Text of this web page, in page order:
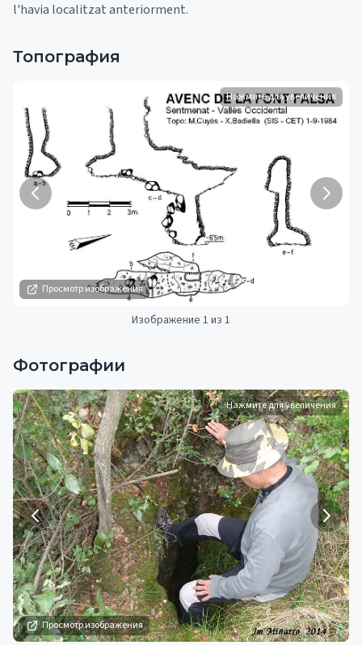
l'havia localitzat anteriorment.
Топография
Просмотр изображения
Нажмите для увеличения
Изображение 1 из 1
Фотографии
Просмотр изображения
Нажмите для увеличения